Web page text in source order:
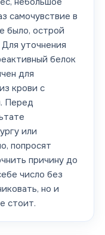
самочувствие в
было, острой
уточнения
белок
для
крови с
Перед
или
попросят
причину до
число без
но и
стоит.